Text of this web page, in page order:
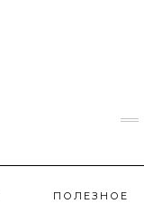
ПОЛЕЗНОЕ